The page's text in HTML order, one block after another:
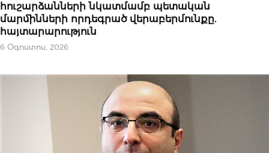
հուշարձանների նկատմամբ պետական
մարմինների որդեգրած վերաբերմունքը.
հայտարարություն
6 Օգոստոս, 2026